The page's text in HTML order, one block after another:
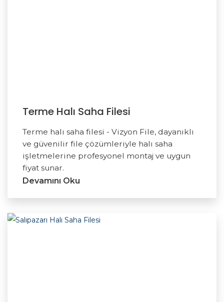
Terme Halı Saha Filesi
Terme halı saha filesi - Vizyon File, dayanıklı
ve güvenilir file çözümleriyle halı saha
işletmelerine profesyonel montaj ve uygun
fiyat sunar.
Devamını Oku